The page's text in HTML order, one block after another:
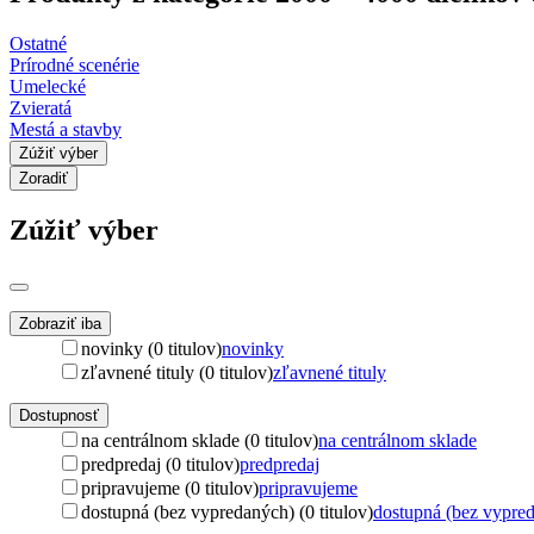
Ostatné
Prírodné scenérie
Umelecké
Zvieratá
Mestá a stavby
Zúžiť výber
Zoradiť
Zúžiť výber
Zobraziť iba
novinky (0 titulov)novinky
zľavnené tituly (0 titulov)zľavnené tituly
Dostupnosť
na centrálnom sklade (0 titulov)na centrálnom sklade
predpredaj (0 titulov)predpredaj
pripravujeme (0 titulov)pripravujeme
dostupná (bez vypredaných) (0 titulov)dostupná (bez